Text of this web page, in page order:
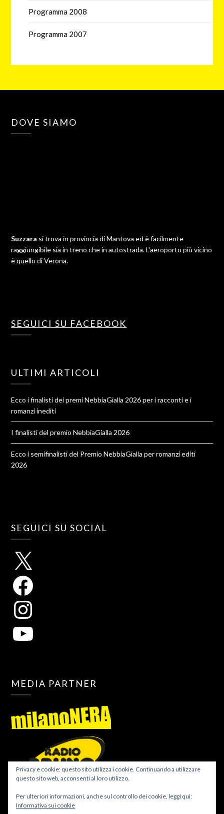
Programma 2008
Programma 2007
DOVE SIAMO
Suzzara si trova in provincia di Mantova ed è facilmente
raggiungibile sia in treno che in autostrada. L'aeroporto più vicino
è quello di Verona.
SEGUICI SU FACEBOOK
ULTIMI ARTICOLI
Ecco i finalisti dei premi NebbiaGialla 2026 per i racconti e i
romanzi inediti
I finalisti del premio NebbiaGialla 2026
Ecco i semifinalisti del Premio NebbiaGialla per romanzi editi
2026
SEGUICI SU SOCIAL
MEDIA PARTNER
Privacy e cookie: questo sito utilizza i cookie. Continuando a utilizzare
questo sito web, acconsenti al loro utilizzo.
Per ulteriori informazioni, anche sul controllo dei cookie, leggi qui:
Informativa sui cookie